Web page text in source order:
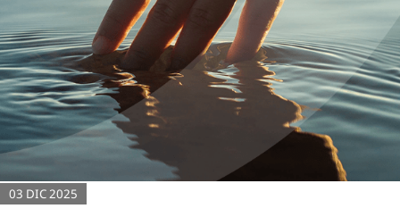
03 DIC 2025